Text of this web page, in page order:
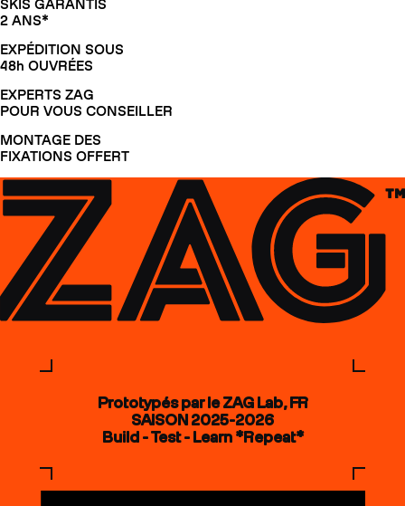
SKIS GARANTIS
2 ANS*
EXPÉDITION SOUS
48h OUVRÉES
EXPERTS ZAG
POUR VOUS CONSEILLER
MONTAGE DES
FIXATIONS OFFERT
Prototypés par le ZAG Lab, FR
SAISON 2025-2026
Build - Test - Learn *Repeat*